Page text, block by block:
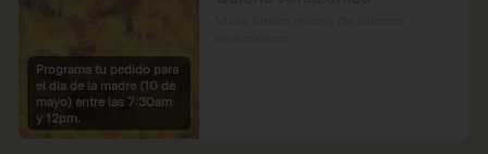
Programa tu pedido para
el dia de la madre (10 de
mayo) entre las 7:30am
y 12pm.